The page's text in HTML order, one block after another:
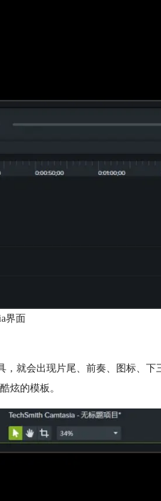
界面
就会出现片尾、前奏、图标、
炫的模板。